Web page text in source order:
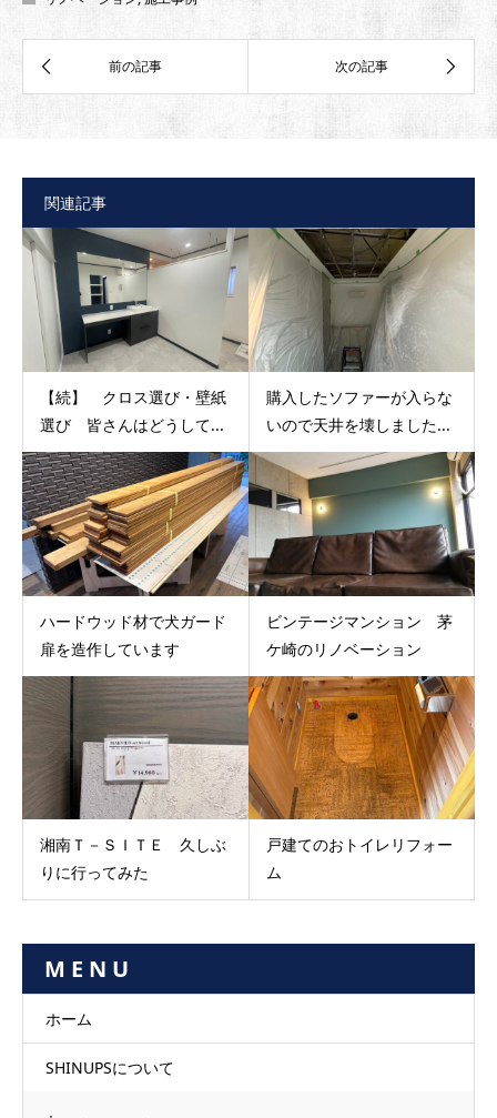
関連記事
【続】 クロス選び・壁紙
選び 皆さんはどうして...
購入したソファーが入らな
いので天井を壊しました...
ハードウッド材で犬ガード
扉を造作しています
ビンテージマンション 茅
ケ崎のリノベーション
湘南Ｔ－ＳＩＴＥ 久しぶ
りに行ってみた
戸建てのおトイレリフォー
ム
M E N U
ホーム
SHINUPSについて